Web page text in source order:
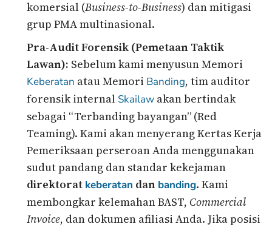
komersial (Business-to-Business) dan mitigasi
grup PMA multinasional.
Pra-Audit Forensik (Pemetaan Taktik
Lawan): Sebelum kami menyusun Memori
Keberatan atau Memori Banding, tim auditor
forensik internal Skailaw akan bertindak
sebagai “Terbanding bayangan” (Red
Teaming). Kami akan menyerang Kertas Kerja
Pemeriksaan perseroan Anda menggunakan
sudut pandang dan standar kekejaman
direktorat keberatan dan banding. Kami
membongkar kelemahan BAST, Commercial
Invoice, dan dokumen afiliasi Anda. Jika posisi